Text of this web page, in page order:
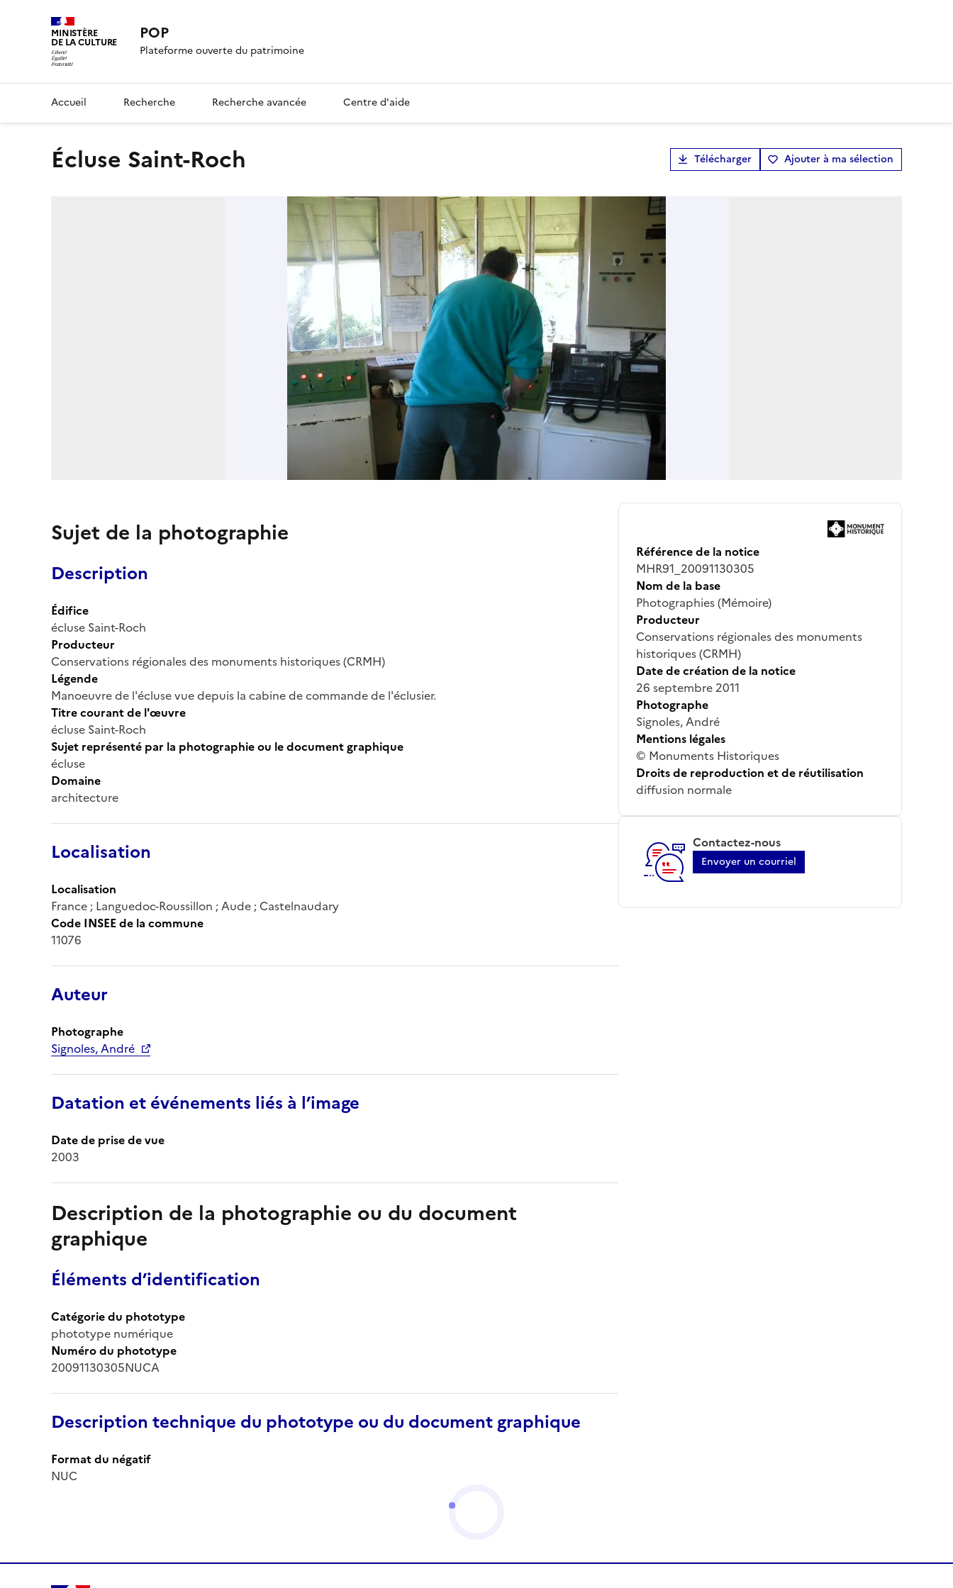
MINISTÈRE
DE LA CULTURE POP
Plateforme ouverte du patrimoine
Accueil Recherche Recherche avancée Centre d'aide
écluse Saint-Roch Télécharger Ajouter à ma sélection
Sujet de la photographie
Description
Édifice
écluse Saint-Roch
Producteur
Conservations régionales des monuments historiques (CRMH)
Légende
Manoeuvre de l'écluse vue depuis la cabine de commande de l'éclusier.
Titre courant de l'œuvre
écluse Saint-Roch
Sujet représenté par la photographie ou le document graphique
écluse
Domaine
architecture
Localisation
Localisation
France ; Languedoc-Roussillon ; Aude ; Castelnaudary
Code INSEE de la commune
11076
Auteur
Photographe
Signoles, André
Datation et événements liés à l’image
Date de prise de vue
2003
Description de la photographie ou du document
graphique
Éléments d’identification
Catégorie du phototype
phototype numérique
Numéro du phototype
20091130305NUCA
Description technique du phototype ou du document graphique
Format du négatif
NUC
Référence de la notice
MHR91_20091130305
Nom de la base
Photographies (Mémoire)
Producteur
Conservations régionales des monuments
historiques (CRMH)
Date de création de la notice
26 septembre 2011
Photographe
Signoles, André
Mentions légales
© Monuments Historiques
Droits de reproduction et de réutilisation
diffusion normale
Contactez-nous
Envoyer un courriel